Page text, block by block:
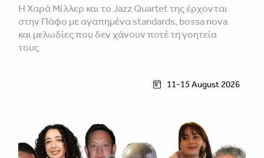
Η Χαρά Μίλλερ και το Jazz Quartet της έρχονται
στην Πάφο με αγαπημένα standards, bossa nova
και μελωδίες που δεν χάνουν ποτέ τη γοητεία
τους
11-15 August 2026